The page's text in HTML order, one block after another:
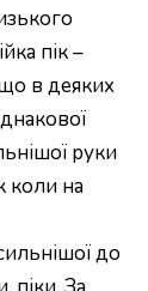
пік –
в деяких
руки
коли на
до